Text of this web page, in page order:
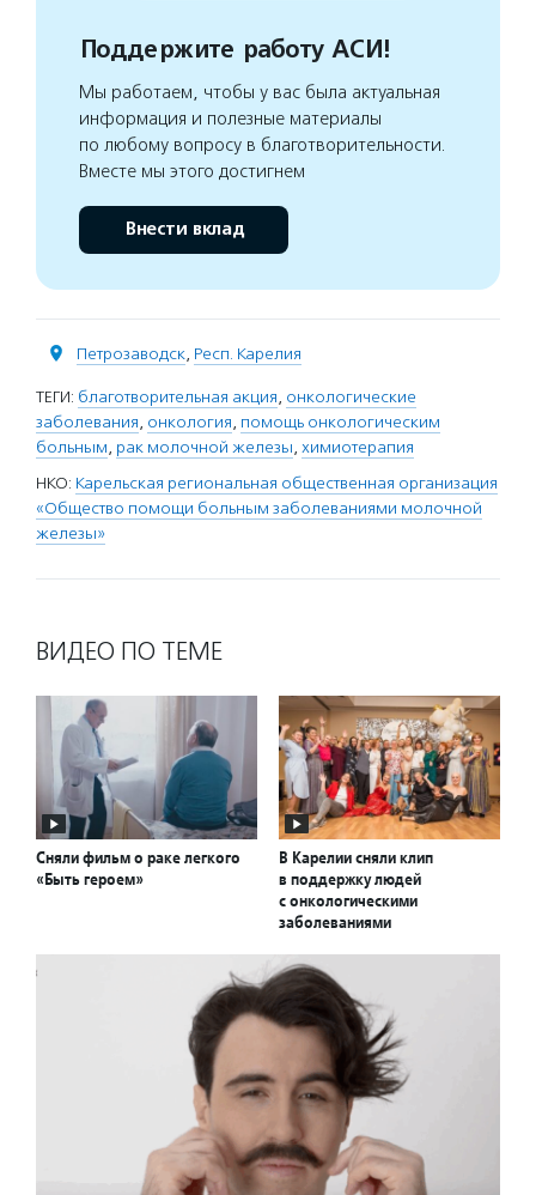
Поддержите работу АСИ!
Мы работаем, чтобы у вас была актуальная
информация и полезные материалы
по любому вопросу в благотворительности.
Вместе мы этого достигнем
Внести вклад
Петрозаводск, Респ. Карелия
ТЕГИ: благотворительная акция, онкологические
заболевания, онкология, помощь онкологическим
больным, рак молочной железы, химиотерапия
НКО: Карельская региональная общественная организация
«Общество помощи больным заболеваниями молочной
железы»
ВИДЕО ПО ТЕМЕ
Сняли фильм о раке легкого
«Быть героем»
В Карелии сняли клип
в поддержку людей
с онкологическими
заболеваниями